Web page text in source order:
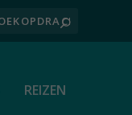
REIZEN